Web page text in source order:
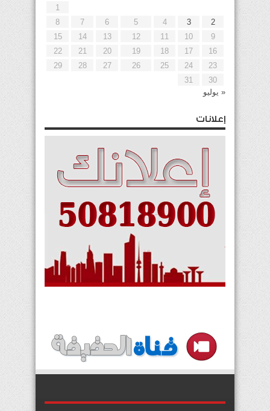
1
2
3
4
5
6
7
8
9
10
11
12
13
14
15
16
17
18
19
20
21
22
23
24
25
26
27
28
29
30
31
« يوليو
إعلانات